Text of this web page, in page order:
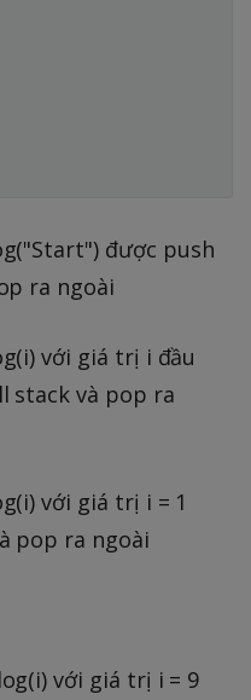
được push
ra ngoài
với giá trị i đầu
stack và pop ra
với giá trị i = 1
pop ra ngoài
với giá trị i = 9